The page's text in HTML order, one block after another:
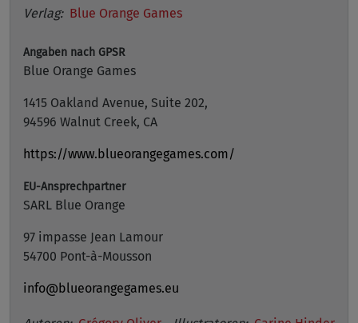
Verlag: Blue Orange Games
Angaben nach GPSR
Blue Orange Games
1415 Oakland Avenue, Suite 202,
94596 Walnut Creek, CA
https://www.blueorangegames.com/
EU-Ansprechpartner
SARL Blue Orange
97 impasse Jean Lamour
54700 Pont-à-Mousson
info@blueorangegames.eu